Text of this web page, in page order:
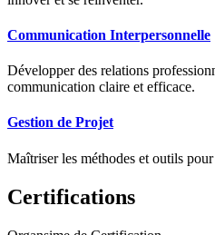
Communication Interpersonnelle
Développer des relations
communication claire et efficace.
Gestion de Projet
Maîtriser les méthodes et outils
Certifications